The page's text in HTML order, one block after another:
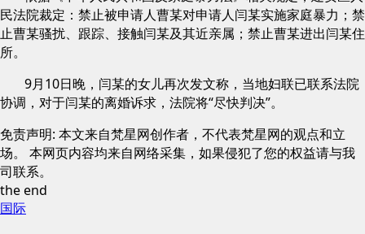
民法院裁定：禁止被申请人曹某对申请人闫某实施家庭暴力；禁
止曹某骚扰、跟踪、接触闫某及其近亲属；禁止曹某进出闫某住
所。
9月10日晚，闫某的女儿再次发文称，当地妇联已联系法院
协调，对于闫某的离婚诉求，法院将“尽快判决”。
免责声明: 本文来自梵星网创作者，不代表梵星网的观点和立
场。 本网页内容均来自网络采集，如果侵犯了您的权益请与我
司联系。
the end
国际